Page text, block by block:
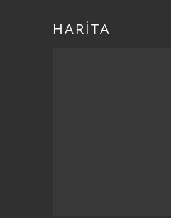
HARİTA